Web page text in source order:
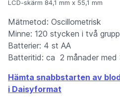
LCD-skärm 84,1 mm x 55,1 mm
Mätmetod: Oscillometrisk
Minne: 120 stycken i två
Batterier: 4 st AA
Batteritid: ca 2 månader med
Hämta snabbstarten av
i Daisyformat